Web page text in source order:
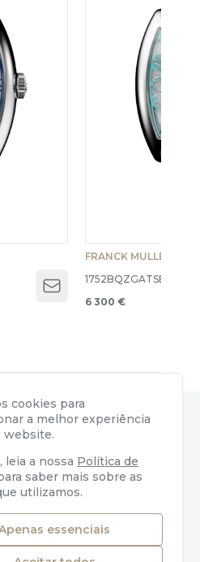
Open menu
FRANCK MULLER
1752BQZGATSBY/
6 300 €
CONTACTOS
Av. Almirante Reis, 39
1169-039 Lisboa, Portugal
+351 218 110 890
cookies para
a melhor experiência
website.
leia a nossa Política de
saber mais sobre as
utilizamos.
essenciais